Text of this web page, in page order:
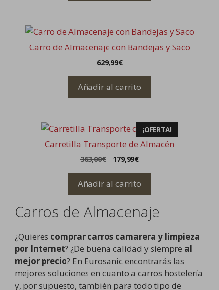
Carros de Almacenaje
¿Quieres comprar carros camarera y limpieza
por Internet? ¿De buena calidad y siempre al
mejor precio? En Eurosanic encontrarás las
mejores soluciones en cuanto a carros hostelería
y, por supuesto, también para todo tipo de
Carro de Almacenaje con Bandejas y Saco
629,99€
Añadir al carrito
¡OFERTA!
Carretilla Transporte de Almacén
363,00€
El
original
era:
179,99€El
es:
Añadir al carrito